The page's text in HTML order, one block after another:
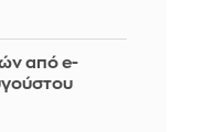
από e-